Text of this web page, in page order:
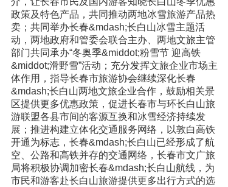
政策及特色产品，共同推动两地冰雪旅游产品热
卖；共同举办长春&mdash;长白山冰雪主题活
动，两地政府和管委会联合主办、两地文旅主管
部门共同承办“冬奥季&middot;粉雪节 迎高铁
&middot;滑野雪”活动；充分发挥文旅企业市场主
体作用，指导长春市旅游协会继续深化长春
&mdash;长白山两地文旅企业合作，鼓励相关景
区提供更多优惠政策，促进长春市与环长白山旅
游联盟各县市间的客源互换和冰雪经济持续发
展；推进构建立体化交通服务网络，以敦白高铁
开通为标志，长春&mdash;长白山已经形成了航
空、公路和高铁并存的交通网络，长春市文广旅
局将积极协调加密长春&mdash;长白山航线，为
市民和游客赴长白山旅游提供更多出行方式的选